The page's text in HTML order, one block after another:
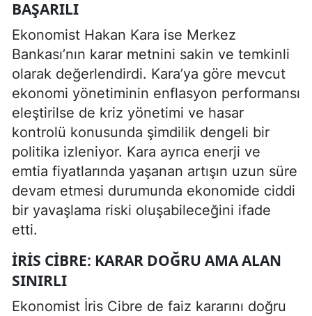
BAŞARILI
Ekonomist Hakan Kara ise Merkez
Bankası’nın karar metnini sakin ve temkinli
olarak değerlendirdi. Kara’ya göre mevcut
ekonomi yönetiminin enflasyon performansı
eleştirilse de kriz yönetimi ve hasar
kontrolü konusunda şimdilik dengeli bir
politika izleniyor. Kara ayrıca enerji ve
emtia fiyatlarında yaşanan artışın uzun süre
devam etmesi durumunda ekonomide ciddi
bir yavaşlama riski oluşabileceğini ifade
etti.
İRIS CIBRE: KARAR DOĞRU AMA ALAN
SINIRLI
Ekonomist İris Cibre de faiz kararını doğru